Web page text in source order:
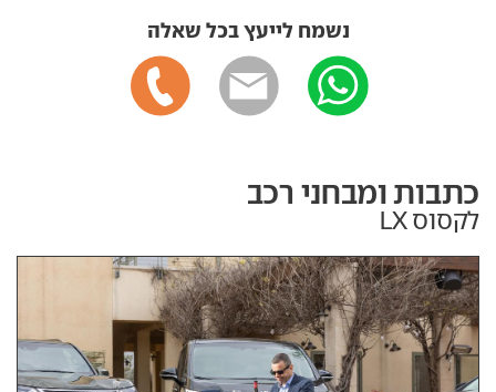
נשמח לייעץ בכל שאלה
כתבות ומבחני רכב
לקסוס LX